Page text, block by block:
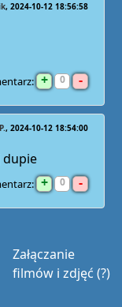
2024-10-12 18:56:58
+ 0 -
2024-10-12 18:54:00
dupie
+ 0 -
Załączanie
filmów i zdjęć (?)